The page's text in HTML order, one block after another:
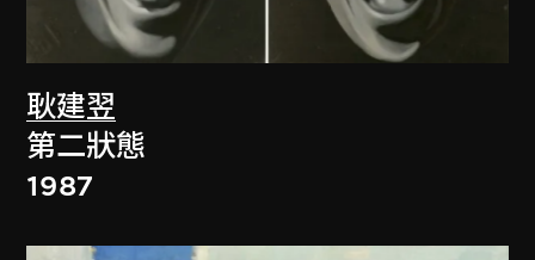
耿建翌
第二狀態
1987